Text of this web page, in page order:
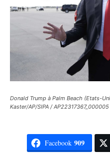
Donald Trump à Palm Beach (Etats-
Kaster/AP/SIPA / AP22317367_000005
Facebook 909